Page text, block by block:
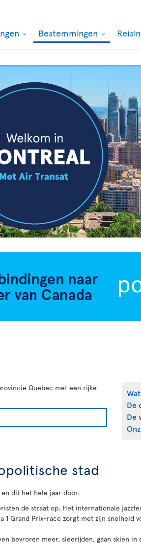
Bestemmingen
Quebec met een rijke
De
De
stad
dit het hele jaar door.
de straat op. Het internationale
1 Grand Prix-race zorgt met zijn snelheid
bevroren meer, sleerijden, gaan skiën